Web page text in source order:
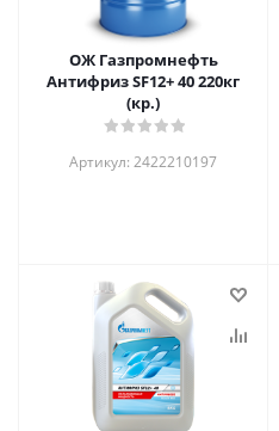
ОЖ Газпромнефть
Антифриз SF12+ 40 220кг
(кр.)
Артикул: 2422210197